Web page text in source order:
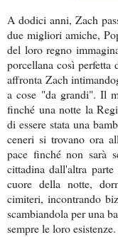
A dodici anni, Zach
due migliori amiche,
del loro regno
porcellana così
affronta Zach
a cose "da grandi". Il
finché una notte la
di essere stata una
ceneri si trovano ora
pace finché non sarà
cittadina dall'altra
cuore della notte,
cimiteri, incontrando
scambiandola per una
sempre le loro esistenze.